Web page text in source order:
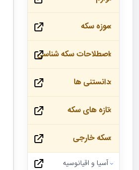
موزه سکه
اصطلاحات سکه شناسی
دانستنی ها
تازه های سکه
سکه خارجی
آسیا و اقیانوسیه